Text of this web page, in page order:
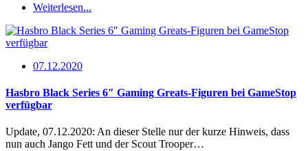
Weiterlesen...
07.12.2020
Hasbro Black Series 6″ Gaming Greats-Figuren bei GameStop
verfügbar
Update, 07.12.2020: An dieser Stelle nur der kurze Hinweis, dass
nun auch Jango Fett und der Scout Trooper…